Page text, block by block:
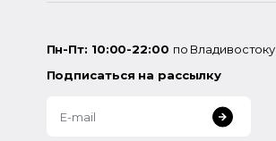
Пн-Пт: 10:00-22:00 по Владивостоку
Подписаться на рассылку